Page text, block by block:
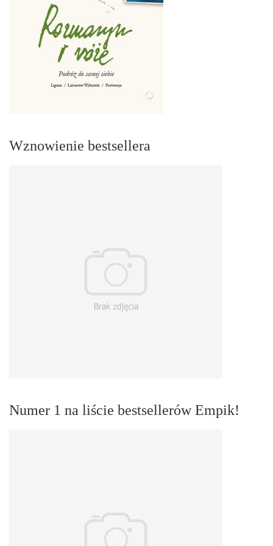
Wznowienie bestsellera
Numer 1 na liście bestsellerów Empik!